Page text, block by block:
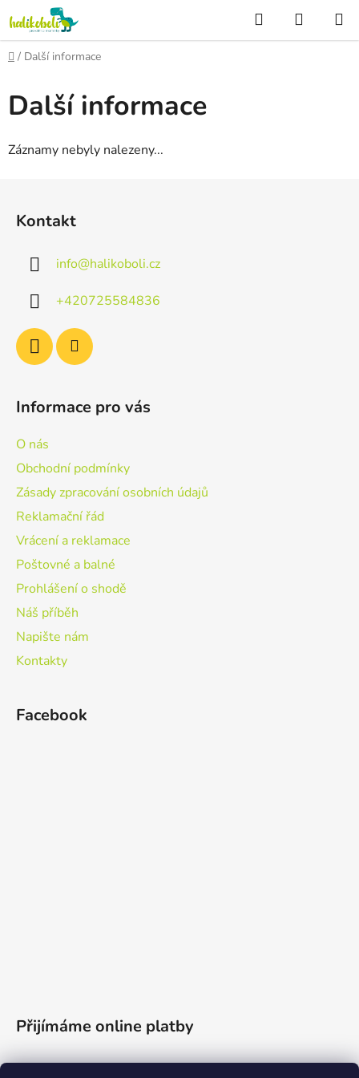
na
obsah
Hledat
KOŠÍK
Domů
/ Další informace
Další informace
Záznamy nebyly nalezeny...
Kontakt
info@halikoboli.cz
+420725584836
Informace pro vás
O nás
Obchodní podmínky
Zásady zpracování osobních údajů
Reklamační řád
Vrácení a reklamace
Poštovné a balné
Prohlášení o shodě
Náš příběh
Napište nám
Kontakty
Facebook
Přijímáme online platby